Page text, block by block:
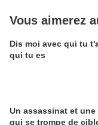
Vous aimerez
Dis moi avec qui tu
qui tu es
Un assassinat et
qui se trompe de